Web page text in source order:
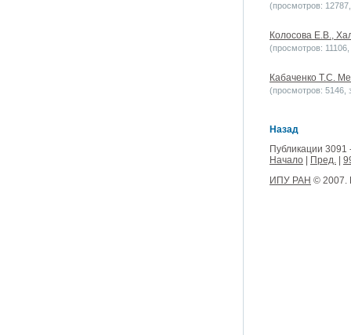
(просмотров:
Колосова Е.В.,
(просмотров:
Кабаченко Т.С.
(просмотров: 5146,
Назад
Публикации 3091
Начало
Пред.
ИПУ РАН © 2007.